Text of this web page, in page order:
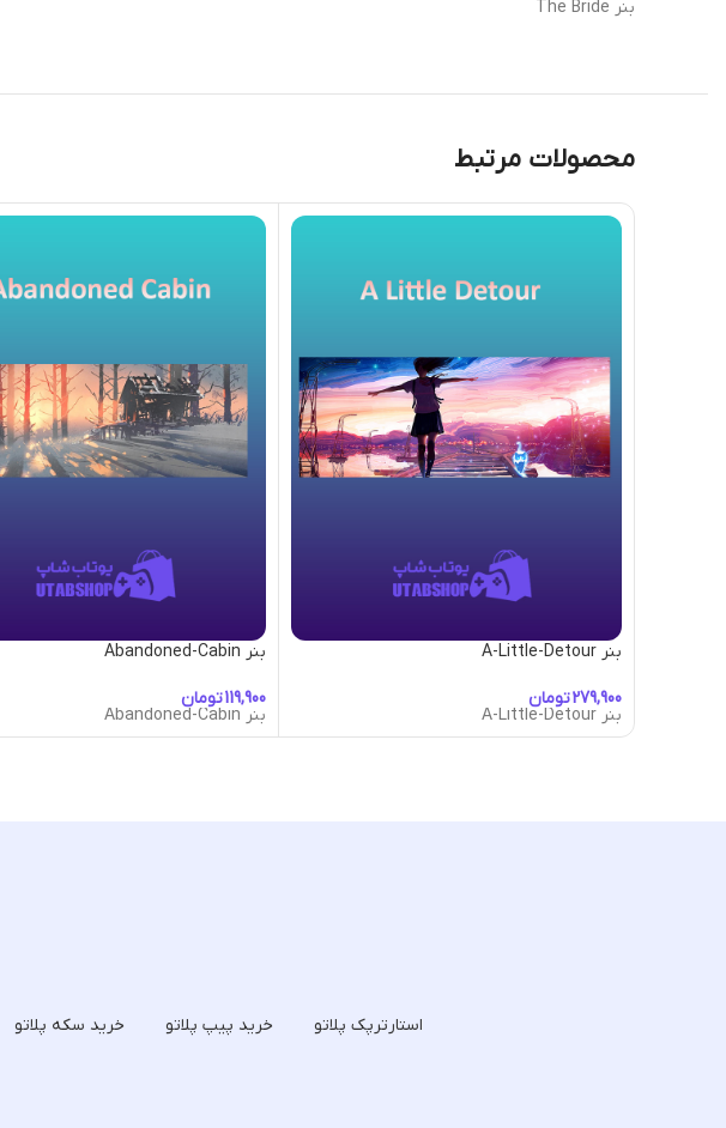
بنر The Bride
محصولات مرتبط
بنر A-Little-Detour
تومان
بنر A-Little-Detour
بنر Abandoned-Cabin
تومان
بنر Abandoned-Cabin
استارترپک پلاتو خرید پیپ پلاتو خرید سکه پلاتو